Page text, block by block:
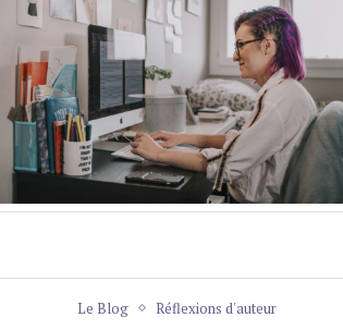
Le Blog Réflexions d'auteur